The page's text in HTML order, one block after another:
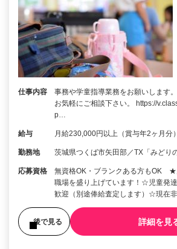
仕事内容
事務や学童指導業務をお願いします
お気軽にご相談下さい。 https://
p…
給与 月給230,000円以上（賞与年2ヶ月分）
勤務地 茨城県つくば市矢田部／TX「みどり
応募資格
無資格OK・ブランクある方もOK ★
職場を盛り上げています！☆児童発
歓迎（別途俸給査定します）☆現在
後で見る 詳細を見